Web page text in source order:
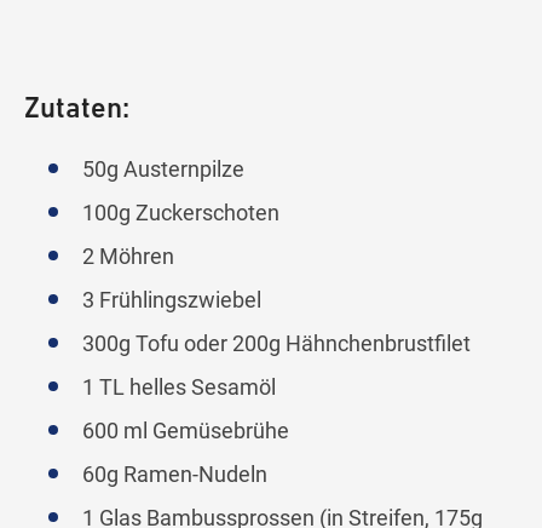
Zutaten:
50g Austernpilze
100g Zuckerschoten
2 Möhren
3 Frühlingszwiebel
300g Tofu oder 200g Hähnchenbrustfilet
1 TL helles Sesamöl
600 ml Gemüsebrühe
60g Ramen-Nudeln
1 Glas Bambussprossen (in Streifen, 175g